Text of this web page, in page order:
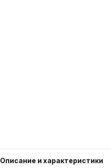
Описание и характеристики